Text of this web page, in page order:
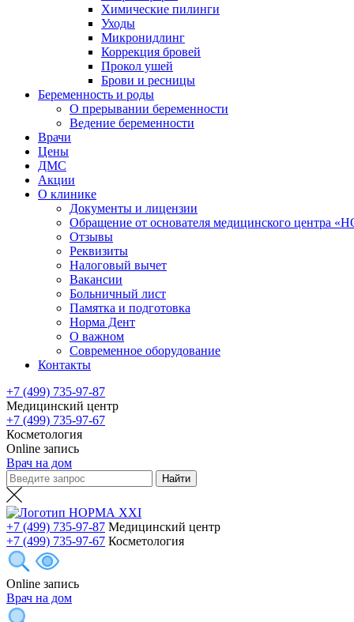
Химические пилинги
Уходы
Микронидлинг
Коррекция бровей
Прокол ушей
Брови и ресницы
Беременность и роды
О прерывании беременности
Ведение беременности
Врачи
Цены
ДМС
Акции
О клинике
Документы и лицензии
Обращение от основателя медицинского центра
Отзывы
Реквизиты
Налоговый вычет
Вакансии
Больничный лист
Памятка и подготовка
Норма Дент
О важном
Современное оборудование
Контакты
+7 (499) 735-97-87
Медицинский центр
+7 (499) 735-97-67
Косметология
Online запись
Врач на дом
+7 (499) 735-97-87 Медицинский центр
+7 (499) 735-97-67 Косметология
Online запись
Врач на дом